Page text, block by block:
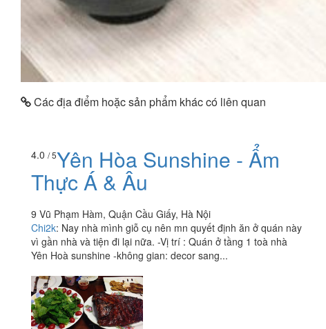
Các địa điểm hoặc sản phẩm khác có liên quan
4.0 / 5Yên Hòa Sunshine - Ẩm
Thực Á & Âu
9 Vũ Phạm Hàm, Quận Cầu Giấy, Hà Nội
Chi2k: Nay nhà mình giỗ cụ nên mn quyết định ăn ở quán này
vì gần nhà và tiện đi lại nữa. -Vị trí : Quán ở tầng 1 toà nhà
Yên Hoà sunshine -không gian: decor sang...